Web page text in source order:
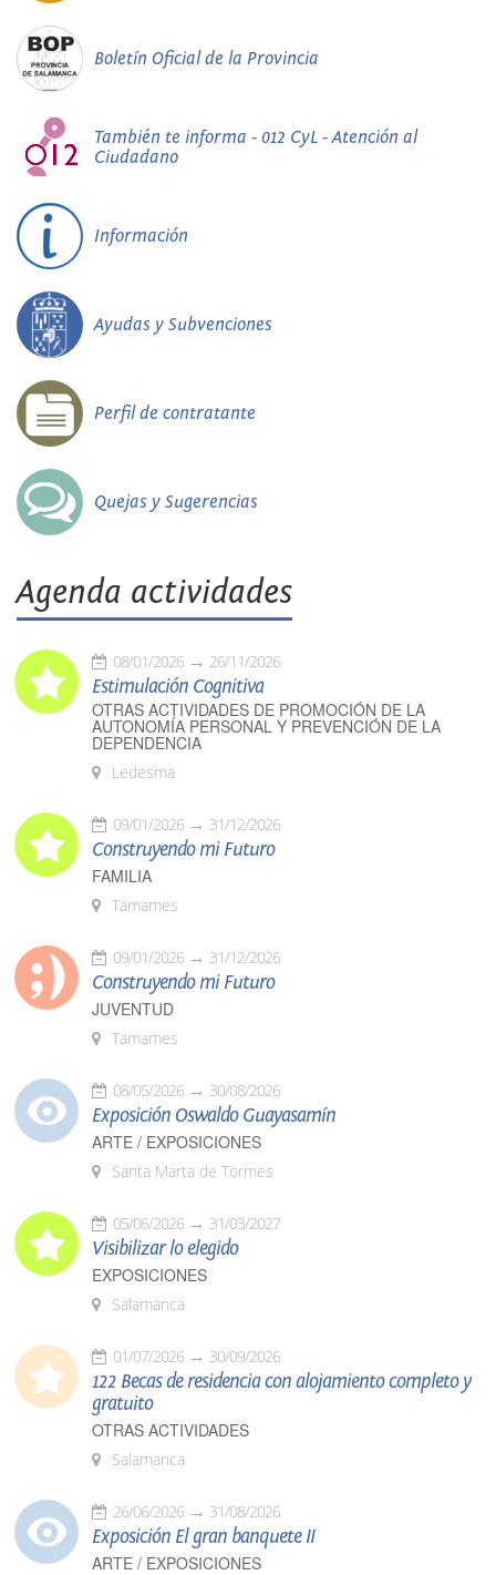
Boletín Oficial de la Provincia
También te informa - 012 CyL - Atención al
Ciudadano
Información
Ayudas y Subvenciones
Perfil de contratante
Quejas y Sugerencias
Agenda actividades
08/01/2026 26/11/2026
Estimulación Cognitiva
OTRAS ACTIVIDADES DE PROMOCIÓN DE LA
AUTONOMÍA PERSONAL Y PREVENCIÓN DE LA
DEPENDENCIA
Ledesma
09/01/2026 31/12/2026
Construyendo mi Futuro
FAMILIA
Tamames
09/01/2026 31/12/2026
Construyendo mi Futuro
JUVENTUD
Tamames
08/05/2026 30/08/2026
Exposición Oswaldo Guayasamín
ARTE / EXPOSICIONES
Santa Marta de Tormes
05/06/2026 31/03/2027
Visibilizar lo elegido
EXPOSICIONES
Salamanca
01/07/2026 30/09/2026
122 Becas de residencia con alojamiento completo y
gratuito
OTRAS ACTIVIDADES
Salamanca
26/06/2026 31/08/2026
Exposición El gran banquete II
ARTE / EXPOSICIONES